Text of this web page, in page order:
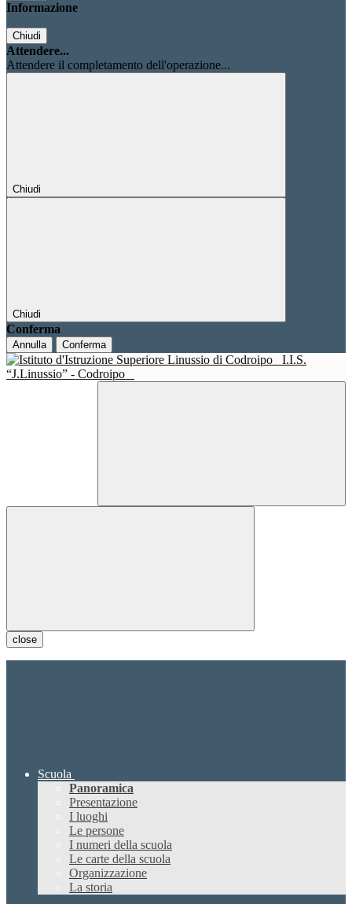
Informazione
Chiudi
Attendere...
Attendere il completamento dell'operazione...
Chiudi
Chiudi
Conferma
Annulla Conferma
I.I.S.
“J.Linussio” - Codroipo
close
Scuola
Panoramica
Presentazione
I luoghi
Le persone
I numeri della scuola
Le carte della scuola
Organizzazione
La storia